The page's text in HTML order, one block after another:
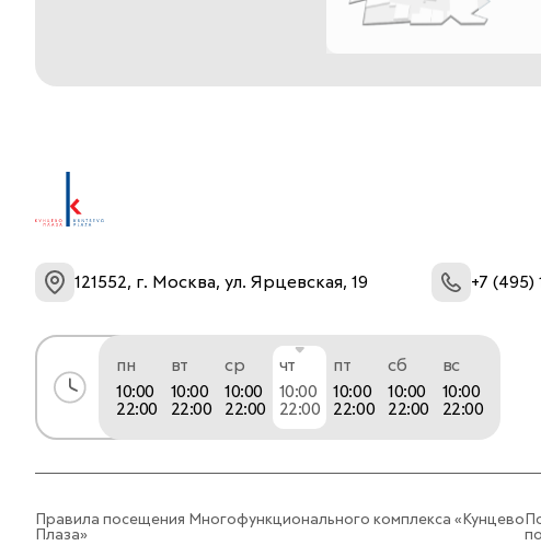
121552, г. Москва, ул. Ярцевская, 19 +7 (495)
пн
10:00
22:00
вт
10:00
22:00
ср
10:00
22:00
чт
10:00
22:00
пт
10:00
22:00
сб
10:00
22:00
вс
10:00
22:00
Правила посещения Многофункционального комплекса «Кунцево
Плаза»